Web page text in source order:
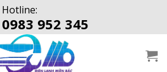
Hotline:
0983 952 345